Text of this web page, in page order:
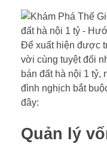
Để xuất hiện được
vời cùng tuyệt đối
bán đất hà nội 1 tỷ,
đình nghịch bắt
đây:
Quản lý